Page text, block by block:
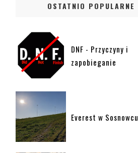
OSTATNIO POPULARNE
DNF - Przyczyny i
zapobieganie
Everest w Sosnowcu